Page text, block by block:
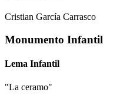
Cristian García Carrasco
Monumento Infantil
Lema Infantil
"La ceramo"